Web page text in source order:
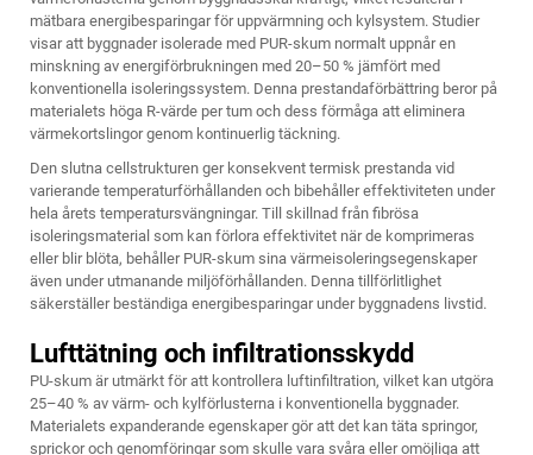
mätbara energibesparingar för uppvärmning och kylsystem. Studier
visar att byggnader isolerade med PUR-skum normalt uppnår en
minskning av energiförbrukningen med 20–50 % jämfört med
konventionella isoleringssystem. Denna prestandaförbättring beror på
materialets höga R-värde per tum och dess förmåga att eliminera
värmekortslingor genom kontinuerlig täckning.
Den slutna cellstrukturen ger konsekvent termisk prestanda vid
varierande temperaturförhållanden och bibehåller effektiviteten under
hela årets temperatursvängningar. Till skillnad från fibrösa
isoleringsmaterial som kan förlora effektivitet när de komprimeras
eller blir blöta, behåller PUR-skum sina värmeisoleringsegenskaper
även under utmanande miljöförhållanden. Denna tillförlitlighet
säkerställer beständiga energibesparingar under byggnadens livstid.
Lufttätning och infiltrationsskydd
PU-skum är utmärkt för att kontrollera luftinfiltration, vilket kan utgöra
25–40 % av värm- och kylförlusterna i konventionella byggnader.
Materialets expanderande egenskaper gör att det kan täta springor,
sprickor och genomföringar som skulle vara svåra eller omöjliga att